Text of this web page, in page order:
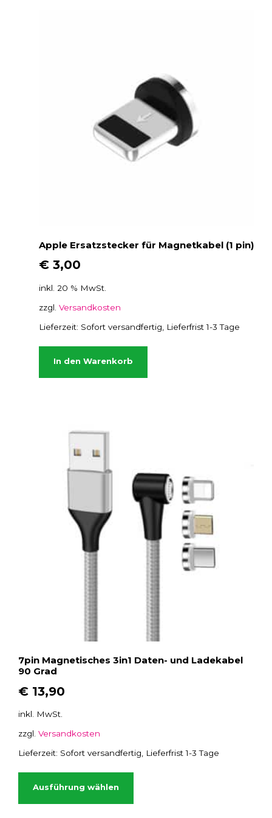
Apple Ersatzstecker für Magnetkabel (1 pin)
€ 3,00
inkl. 20 % MwSt.
zzgl. Versandkosten
Lieferzeit: Sofort versandfertig, Lieferfrist 1-3 Tage
In den Warenkorb
7pin Magnetisches 3in1 Daten- und Ladekabel
90 Grad
€ 13,90
inkl. MwSt.
zzgl. Versandkosten
Lieferzeit: Sofort versandfertig, Lieferfrist 1-3 Tage
Ausführung wählen
D